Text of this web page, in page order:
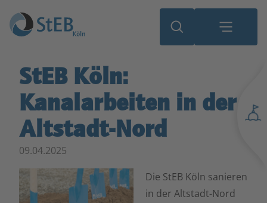
StEB Köln:
Kanalarbeiten in der
Altstadt-Nord
09.04.2025
Die StEB Köln sanieren
in der Altstadt-Nord